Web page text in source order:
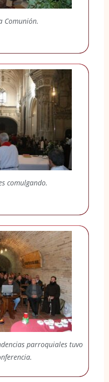
Comunión.
comulgando.
parroquiales tuvo